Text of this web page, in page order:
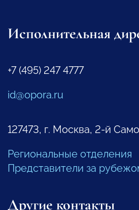
Исполнительная
+7 (495) 247 4777
id@opora.ru
127473, г. Москва, 2-й
Региональные отделения
Представители за
Другие контакты